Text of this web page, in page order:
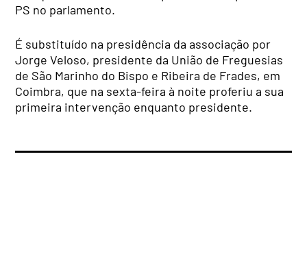
PS no parlamento.
É substituído na presidência da associação por
Jorge Veloso, presidente da União de Freguesias
de São Marinho do Bispo e Ribeira de Frades, em
Coimbra, que na sexta-feira à noite proferiu a sua
primeira intervenção enquanto presidente.